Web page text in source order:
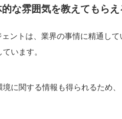
な雰囲気を教えてもらえ
ントは、業界の事情に精通し
います。
に関する情報も得られるため